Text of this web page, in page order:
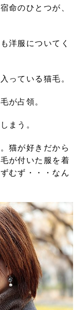
命のひとつが、
洋服についてく
っている猫毛。
が占領。
まう。
猫が好きだから
が付いた服を着
むず・・・なん